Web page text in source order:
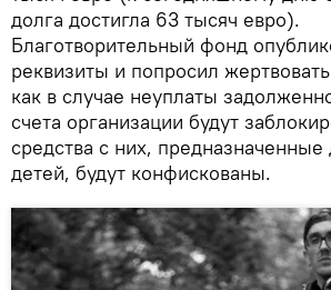
долга достигла 63 тысяч евро).
Благотворительный фонд
реквизиты и попросил
как в случае неуплаты
счета организации будут
средства с них,
детей, будут конфискованы.